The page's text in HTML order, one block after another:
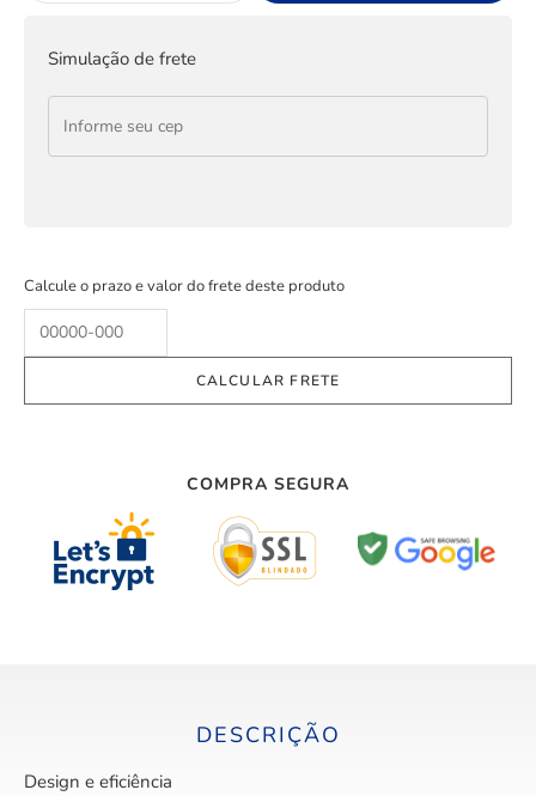
Simulação de frete
Calcule o prazo e valor do frete deste produto
COMPRA SEGURA
DESCRIÇÃO
Design e eficiência